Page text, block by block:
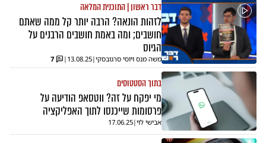
דבר ראשון | התוכנית המלאה
לזהות הונאה? הרבה יותר קל ממה שאתם
חושבים; ומה באמת חושבים הרבנים על
הגיוס
משה מנס ויוסי סרגובסקי|
13.08.25
|
7
בתוך הסטטוסים
מי יפקח על זה? ווטסאפ הודיעה על
פרסומות שייכנסו לתוך האפליקציה
אבישי לוי|
17.06.25